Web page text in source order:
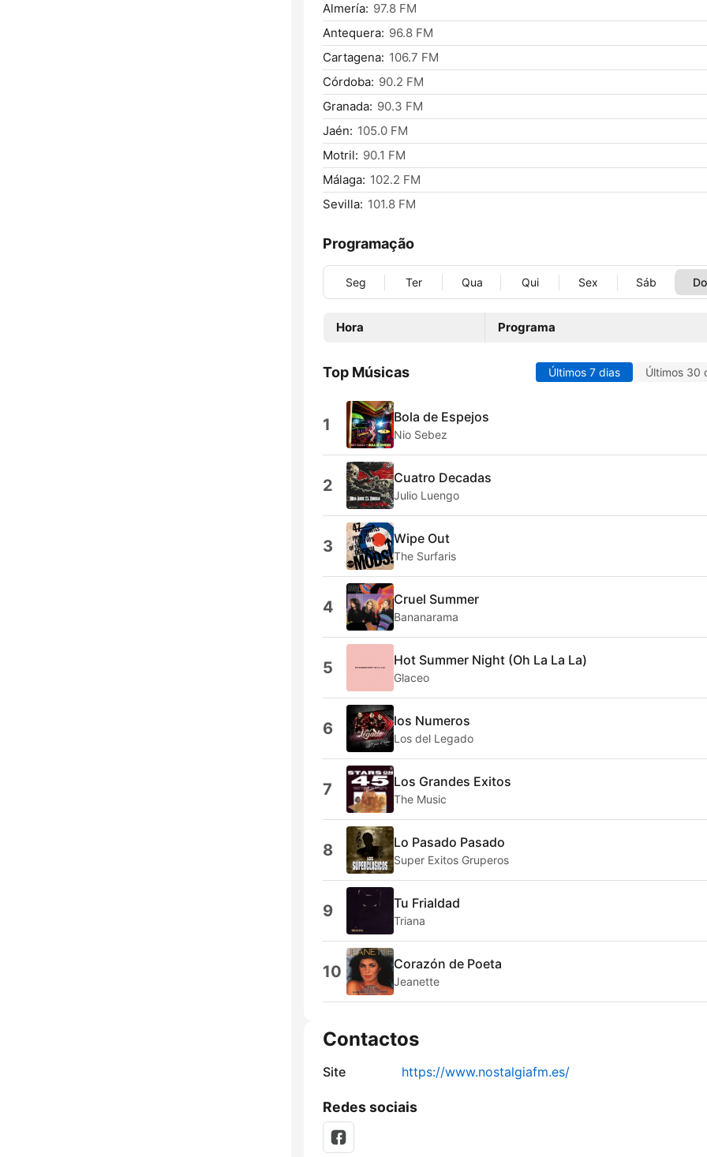
Almería: 97.8 FM
Antequera: 96.8 FM
Cartagena: 106.7 FM
Córdoba: 90.2 FM
Granada: 90.3 FM
Jaén: 105.0 FM
Motril: 90.1 FM
Málaga: 102.2 FM
Sevilla: 101.8 FM
Programação
Seg Ter Qua Qui Sex Sáb
Hora Programa
Top Músicas Últimos 7 dias Últimos 30
1 Bola de Espejos
Nio Sebez
2 Cuatro Decadas
Julio Luengo
3 Wipe Out
The Surfaris
4 Cruel Summer
Bananarama
5 Hot Summer Night (Oh La La La)
Glaceo
6 los Numeros
Los del Legado
7 Los Grandes Exitos
The Music
8 Lo Pasado Pasado
Super Exitos Gruperos
9 Tu Frialdad
Triana
10 Corazón de Poeta
Jeanette
Contactos
Site https://www.nostalgiafm.es/
Redes sociais